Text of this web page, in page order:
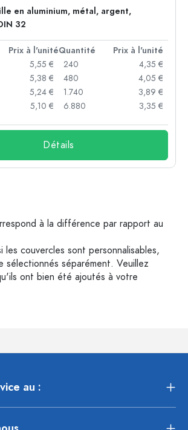
en aluminium, métal, argent,
32
Prix à l'unitéQuantité
Prix à l'unité
5,55 €
5,38 €
5,24 €
5,10 €
240
4,35 €
480
4,05 €
1.740
3,89 €
6.880
3,35 €
Détails
à la différence par rapport au
les couvercles sont personnalisables,
sélectionnés séparément. Veuillez
ont bien été ajoutés à votre
au :